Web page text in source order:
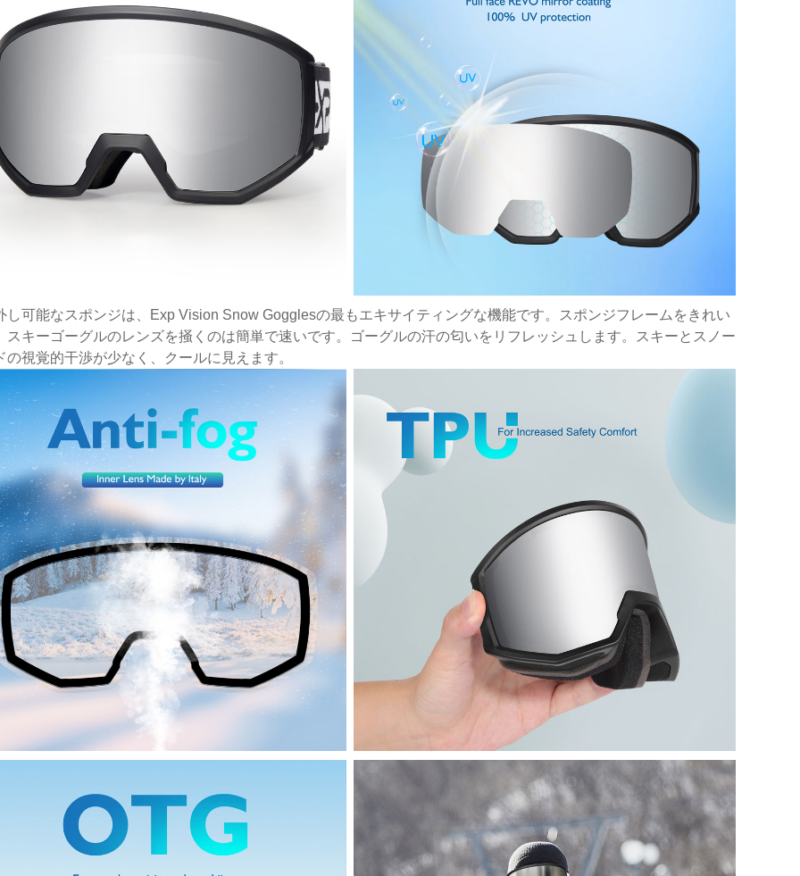
し可能なスポンジは、Exp Vision Snow Gogglesの最もエキサイティングな機能です。スポンジフレームをきれい
スキーゴーグルのレンズを掻くのは簡単で速いです。ゴーグルの汗の匂いをリフレッシュします。スキーとスノー
の視覚的干渉が少なく、クールに見えます。